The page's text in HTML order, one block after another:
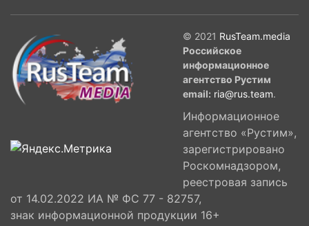
© 2021 RusTeam.media
Российское
информационное
агентство Рустим
email: ria@rus.team.
Информационное
агентство «Рустим»,
зарегистрировано
Роскомнадзором,
реестровая запись
от 14.02.2022 ИА № ФС 77 - 82757,
знак информационной продукции 16+